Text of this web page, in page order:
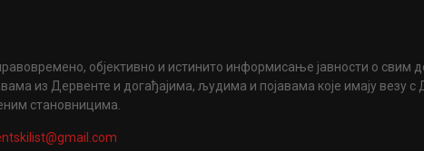
објективно и истинито информисање јавности о свим
из Дервенте и догађајима, људима и појавама које имају везу с
становницима.